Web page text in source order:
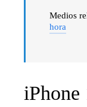
Medios
hora
iPhone